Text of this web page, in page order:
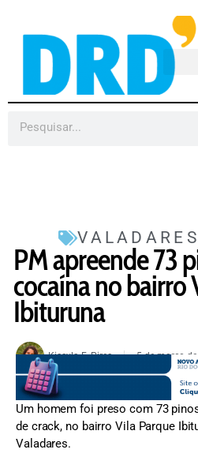
PM apreende 73
cocaína no bairro
Ibituruna
Kissyla F. Pires 5 de março
Um homem foi preso com 73
de crack, no bairro Vila Parque
Valadares.